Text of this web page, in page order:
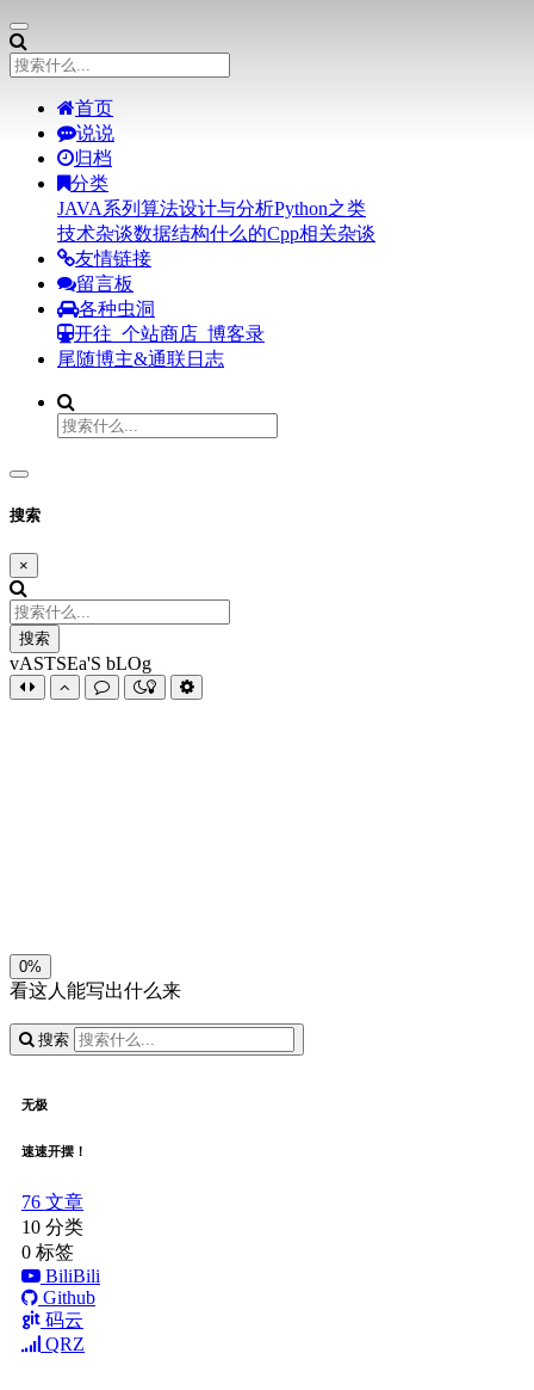
首页
说说
归档
分类
JAVA系列 算法设计与分析Python之类
技术杂谈数据结构什么的Cpp相关杂谈
友情链接
留言板
各种虫洞
开往 个站商店 博客录
尾随博主&通联日志
搜索
×
搜索
vASTSEa'S bLOg
0%
看这人能写出什么来
搜索
无极
速速开摆！
76 文章
10 分类
0 标签
BiliBili
Github
码云
QRZ